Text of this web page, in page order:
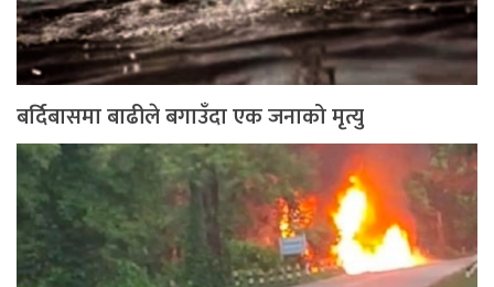
बर्दिबासमा बाढीले बगाउँदा एक जनाको मृत्यु